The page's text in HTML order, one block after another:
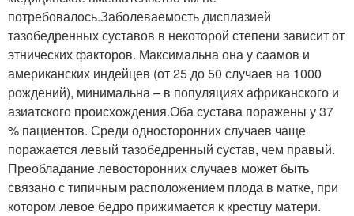
потребовалось.Заболеваемость дисплазией
тазобедренных суставов в некоторой степени зависит от
этнических факторов. Максимальна она у саамов и
американских индейцев (от 25 до 50 случаев на 1000
рождений), минимальна – в популяциях африканского и
азиатского происхождения.Оба сустава поражены у 37
% пациентов. Среди односторонних случаев чаще
поражается левый тазобедренный сустав, чем правый.
Преобладание левосторонних случаев может быть
связано с типичным расположением плода в матке, при
котором левое бедро прижимается к крестцу матери.